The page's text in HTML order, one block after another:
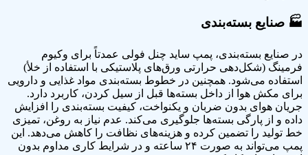
🏭 صنایع بسته‌بندی
در صنایع بسته‌بندی، پمپ ساید چنل فولی عمدتاً برای وکیوم
فرمینگ (شکل‌دهی حرارتی ورق‌های پلاستیکی با استفاده از خلأ)
استفاده می‌شود. همچنین در خطوط بسته‌بندی مواد غذایی و دارویی
برای مکش هوا از داخل بسته‌ها قبل از سیل کردن، کاربرد دارد.
جریان هوای بدون ضربان و یکنواخت، کیفیت بسته‌بندی را افزایش
داده و از پارگی بسته‌ها جلوگیری می‌کند. عدم نیاز به روغن، تمیزی
خط تولید را تضمین کرده و هزینه‌های نظافت را کاهش می‌دهد. این
پمپ می‌تواند به صورت ۲۴ ساعته و در شرایط کاری مداوم بدون